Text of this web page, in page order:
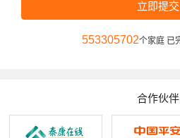
立即提交
553305702个家庭 已
合作伙伴